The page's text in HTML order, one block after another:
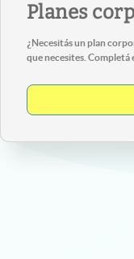
Planes
¿Necesitás un plan
que necesites.